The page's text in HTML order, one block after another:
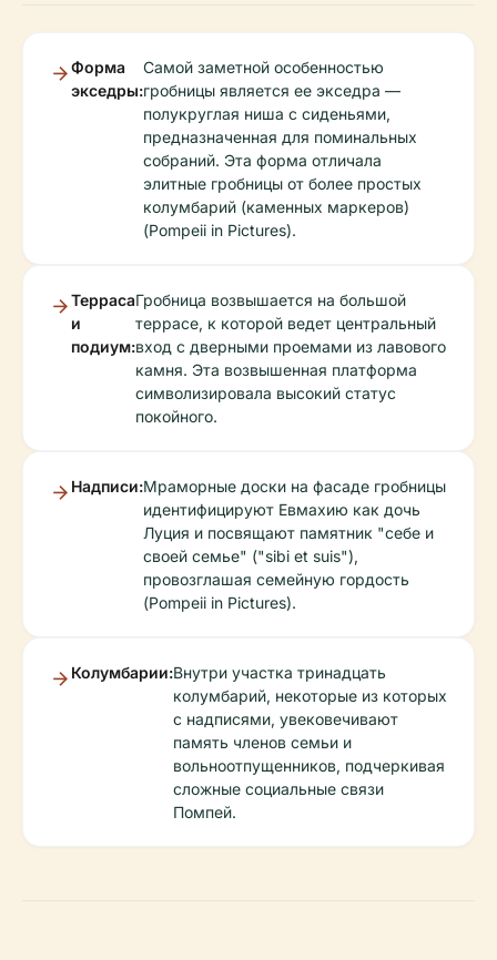
Форма
экседры:
Самой заметной особенностью
гробницы является ее экседра —
полукруглая ниша с сиденьями,
предназначенная для поминальных
собраний. Эта форма отличала
элитные гробницы от более простых
колумбарий (каменных маркеров)
(Pompeii in Pictures).
Терраса
и
подиум:
Гробница возвышается на большой
террасе, к которой ведет центральный
вход с дверными проемами из лавового
камня. Эта возвышенная платформа
символизировала высокий статус
покойного.
Надписи:Мраморные доски на фасаде гробницы
идентифицируют Евмахию как дочь
Луция и посвящают памятник "себе и
своей семье" ("sibi et suis"),
провозглашая семейную гордость
(Pompeii in Pictures).
Колумбарии:Внутри участка тринадцать
колумбарий, некоторые из которых
с надписями, увековечивают
память членов семьи и
вольноотпущенников, подчеркивая
сложные социальные связи
Помпей.